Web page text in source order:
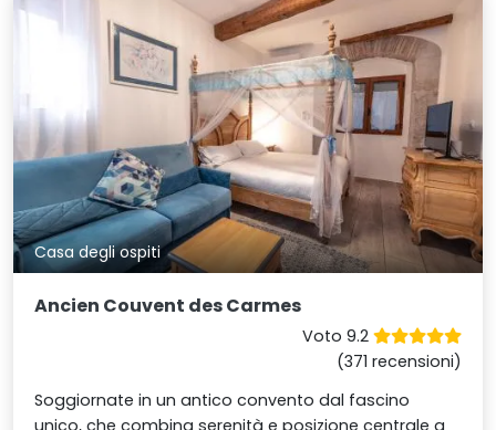
Casa degli ospiti
Ancien Couvent des Carmes
Voto 9.2
(371 recensioni)
Soggiornate in un antico convento dal fascino
unico, che combina serenità e posizione centrale a